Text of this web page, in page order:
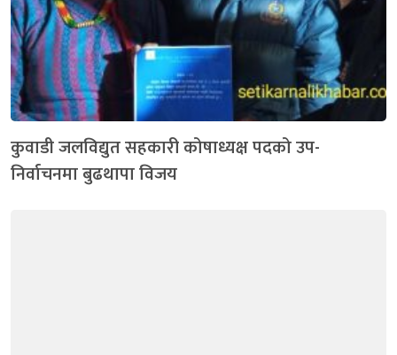
कुवाडी जलविद्युत सहकारी कोषाध्यक्ष पदको उप-
निर्वाचनमा बुढथापा विजय